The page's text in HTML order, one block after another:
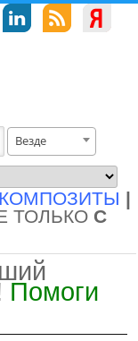
Везде
КОМПОЗИТЫ |
ТОЛЬКО С
Помоги